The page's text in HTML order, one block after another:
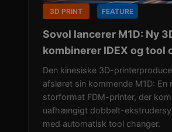
3D PRINT FEATURE
Sovol lancerer M1D: Ny
kombinerer IDEX og tool
Den kinesiske 3D-
afsløret sin kommende M1D: En
storformat FDM-printer, der
uafhængigt dobbelt-
med automatisk tool changer.